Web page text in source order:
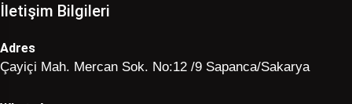
İletişim Bilgileri
Adres
Çayiçi Mah. Mercan Sok. No:12 /9 Sapanca/Sakarya